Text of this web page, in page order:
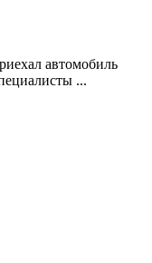
автомобиль
...